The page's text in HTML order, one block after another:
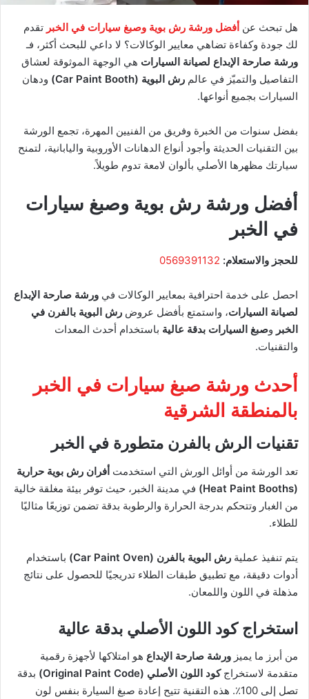
هل تبحث عن أفضل ورشة رش بوية وصبغ سيارات في الخبر تقدم
لك جودة وكفاءة تضاهي معايير الوكالات؟ لا داعي للبحث أكثر، فـ
ورشة صارحة الإبداع لصيانة السيارات هي الوجهة الموثوقة لعشاق
التفاصيل والتميّز في عالم رش البوية (Car Paint Booth)
ودهان
السيارات بجميع أنواعها.
بفضل سنوات من الخبرة وفريق من الفنيين المهرة، تجمع الورشة
بين التقنيات الحديثة وأجود أنواع الدهانات الأوروبية واليابانية، لتمنح
سيارتك مظهرها الأصلي بألوان لامعة تدوم طويلاً.
أفضل ورشة رش بوية وصبغ سيارات
في الخبر
للحجز والاستعلام: 0569391132
احصل على خدمة احترافية بمعايير الوكالات في ورشة صارحة الإبداع
لصيانة السيارات، واستمتع بأفضل عروض رش البوية بالفرن في
الخبر وصبغ السيارات بدقة عالية باستخدام أحدث المعدات
والتقنيات.
أحدث ورشة صبغ سيارات في الخبر
بالمنطقة الشرقية
تقنيات الرش بالفرن متطورة في الخبر
تعد الورشة من أوائل الورش التي استخدمت أفران رش بوية حرارية
(Heat Paint Booths)
في مدينة الخبر، حيث توفر بيئة مغلقة خالية
من الغبار وتتحكم بدرجة الحرارة والرطوبة بدقة تضمن توزيعًا مثاليًا
للطلاء.
يتم تنفيذ عملية رش البوية بالفرن (Car Paint Oven)
باستخدام
أدوات دقيقة، مع تطبيق طبقات الطلاء تدريجيًا للحصول على نتائج
مذهلة في اللون واللمعان.
استخراج كود اللون الأصلي بدقة عالية
من أبرز ما يميز ورشة صارحة الإبداع هو امتلاكها لأجهزة رقمية
متقدمة لاستخراجكود اللون الأصلي (Original Paint Code)
بدقة
تصل إلى 100٪. هذه التقنية تتيح إعادة صبغ السيارة بنفس لون